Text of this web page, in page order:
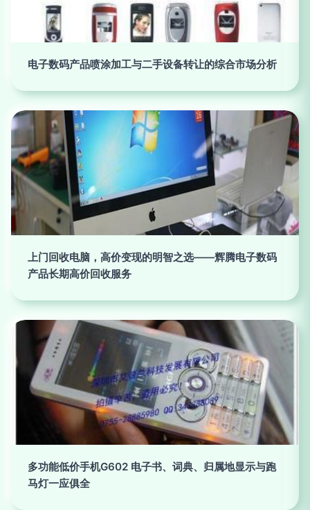
电子数码产品喷涂加工与二手设备转让的综合市场分析
上门回收电脑，高价变现的明智之选——辉腾电子数码
产品长期高价回收服务
多功能低价手机G602 电子书、词典、归属地显示与跑
马灯一应俱全